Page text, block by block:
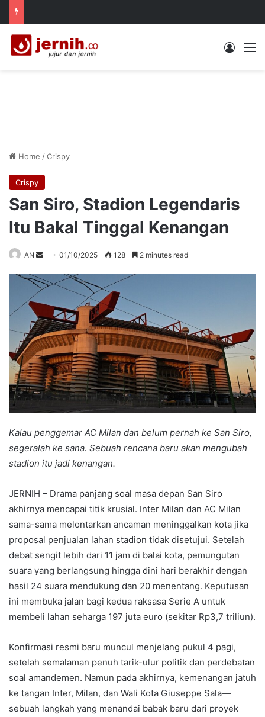
Log In
Home /Crispy
Crispy
San Siro, Stadion Legendaris
Itu Bakal Tinggal Kenangan
AN
Send
email
01/10/2025 128 2 minutes read
Kalau penggemar AC Milan dan belum pernah ke San Siro,
segeralah ke sana. Sebuah rencana baru akan mengubah
stadion itu jadi kenangan.
JERNIH – Drama panjang soal masa depan San Siro
akhirnya mencapai titik krusial. Inter Milan dan AC Milan
sama-sama melontarkan ancaman meninggalkan kota jika
proposal penjualan lahan stadion tidak disetujui. Setelah
debat sengit lebih dari 11 jam di balai kota, pemungutan
suara yang berlangsung hingga dini hari berakhir dengan
hasil 24 suara mendukung dan 20 menentang. Keputusan
ini membuka jalan bagi kedua raksasa Serie A untuk
membeli lahan seharga 197 juta euro (sekitar Rp3,7 triliun).
Konfirmasi resmi baru muncul menjelang pukul 4 pagi,
setelah semalaman penuh tarik-ulur politik dan perdebatan
soal amandemen. Namun pada akhirnya, kemenangan jatuh
ke tangan Inter, Milan, dan Wali Kota Giuseppe Sala—
sebuah langkah yang menandai babak baru dari proyek